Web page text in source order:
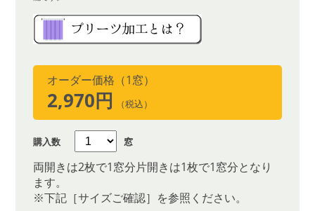
オーダー価格（1窓）
2,970円 （税込）
購入数 窓
両開きは2枚で1窓分片開きは1枚で1窓分となり
ます。
※下記［サイズご確認］を参照ください。